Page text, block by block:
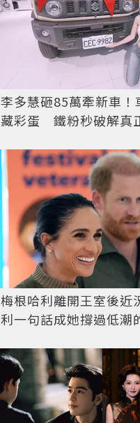
李多慧砸85萬牽新車！
藏彩蛋 鐵粉秒破解真
梅根哈利離開王室後近
利一句話成她撐過低潮